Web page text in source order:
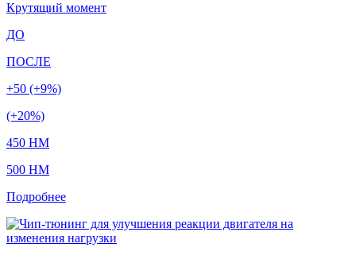
Крутящий момент
ДО
ПОСЛЕ
+50 (+9%)
(+20%)
450 HM
500 HM
Подробнее